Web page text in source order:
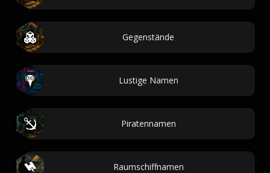
Gegenstände
Lustige Namen
Piratennamen
Raumschiffnamen